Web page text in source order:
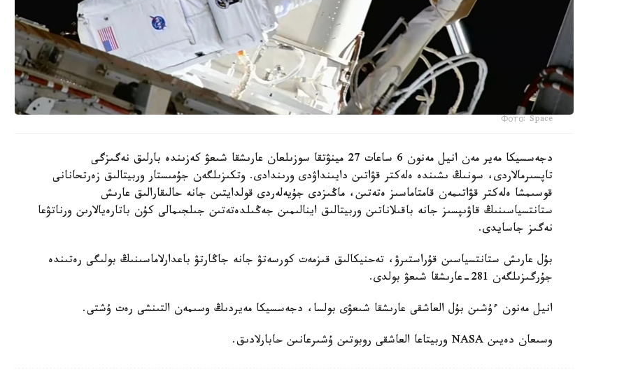
Фото: Space
دجەسسيكا مەير مەن انيل مەنون 6 ساعات 27 مينۋتقا سوزىلعان عارىشقا شىعۋ كەزىندە بارلىق نەگىزگى
تاپسىرمالاردى، سونىڭ ىشىندە ەلەكتر قۋاتىن دايىنداۋدى ورىندادى. وتكىزىلگەن جۇمىستار وربيتالىق زەرتحانانى
قوسىمشا ەلەكتر قۋاتىمەن قامتاماسىز ەتەتىن، ماڭىزدى جۇيەلەردى قولدايتىن جانە حالىقارالىق عارىش
ستانتسياسىنىڭ قاۋىپسىز جانە باقىلاناتىن وربيتالىق اينالىمىن جەڭىلدەتەتىن جىلجىمالى كۇن باتارەيالارىن ورناتۋعا
نەگىز جاسايدى.
بۇل عارىش ستانتسياسىن قۇراستىرۋ، تەحنيكالىق قىزمەت كورسەتۋ جانە جاڭارتۋ باعدارلاماسىنىڭ بولىگى رەتىندە
جۇرگىزىلگەن 281-عارىشقا شىعۋ بولدى.
انيل مەنون ءۇشىن بۇل العاشقى عارىشقا شىعۋى بولسا، دجەسسيكا مەيردىڭ وسىمەن التىنشى رەت ۇشتى.
وسىعان دەيىن NASA وربيتاعا العاشقى روبوتىن ۇشىرعانىن حابارلادىق.